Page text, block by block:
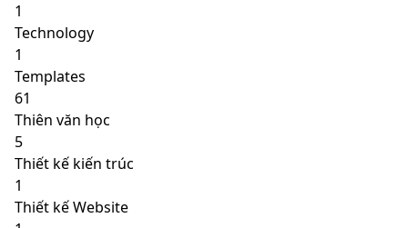
1
Technology
1
Templates
61
Thiên văn học
5
Thiết kế kiến trúc
1
Thiết kế Website